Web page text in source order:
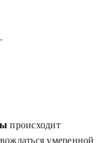
происходит
умеренной